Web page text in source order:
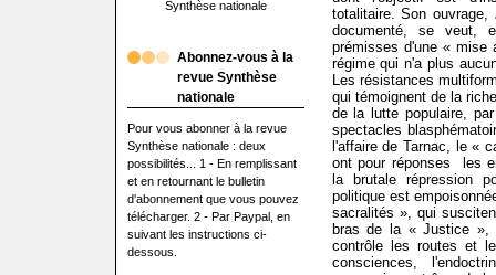
Synthèse nationale
Abonnez-vous à la
revue Synthèse
nationale
Pour vous abonner à la revue
Synthèse nationale : deux
possibilités... 1 - En remplissant
et en retournant le bulletin
d'abonnement que vous pouvez
télécharger. 2 - Par Paypal, en
suivant les instructions ci-
dessous.
totalitaire. Son ouvrage,
documenté, se veut,
prémisses d'une « mise
régime qui n'a plus
Les résistances
qui témoignent de la
de la lutte populaire,
spectacles
l'affaire de Tarnac, le «
ont pour réponses les
la brutale répression
politique est
sacralités », qui
bras de la « Justice »,
contrôle les routes et
consciences,